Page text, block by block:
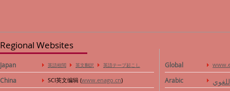
Regional Websites
Japan 英語校閲 英文翻訳 英語テープ起こし
China SCI英文编辑 (www.enago.cn)
Global
Arabic